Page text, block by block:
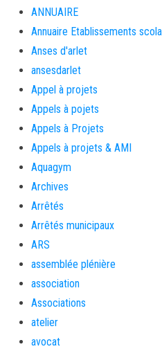
ANNUAIRE
Annuaire Etablissements
Anses d'arlet
ansesdarlet
Appel à projets
Appels à pojets
Appels à Projets
Appels à projets & AMI
Aquagym
Archives
Arrêtés
Arrêtés municipaux
ARS
assemblée plénière
association
Associations
atelier
avocat